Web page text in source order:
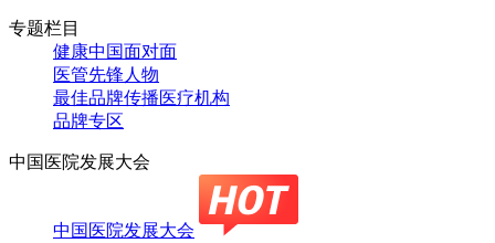
专题栏目
健康中国面对面
医管先锋人物
最佳品牌传播医疗机构
品牌专区
中国医院发展大会
中国医院发展大会